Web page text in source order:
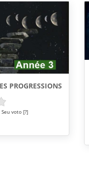
PROGRESSIONS
voto [?]